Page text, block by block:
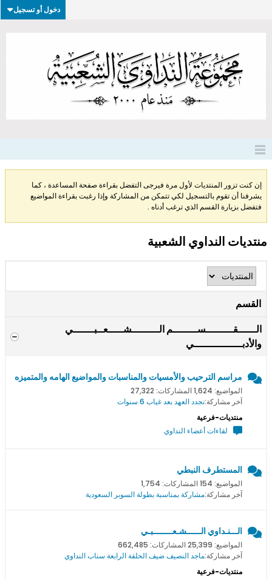
دخول أو تسجيل
إن كنت تزور المنتديات لأول مرة فيرجى التفضل بقراءة صفحة المساعدة ، كما
يشرفنا أن تقوم بالتسجيل لكي تتمكن من المشاركة وإذا رغبت بقراءة المواضيع
فتفضل بزيارة القسم الذي ترغب أدناه .
منتديات النداوي الشعبية
القسم
الــــــقـــــــــســــــــم الـــــــــشـــــعــبـــــــي
والأدبــــــــــــــــي
مراسم الترحيب والأمسيات والمناسبات والمواضيع الهامه والمتميزه
المواضيع: 1,624 المشاركات: 27,322
آخر مشاركة:نجدد العهد بعد غياب 6 سنوات
منتديات-فرعية
لقاءات أعضاء النداوي
المستطرف النبطي
المواضيع: 154 المشاركات: 1,754
آخر مشاركة:مشاركة بمناسبة بطولة السوبر السعودية
الـــنـداوي الــــــشـعــــــــبـي
المواضيع: 25,399 المشاركات: 662,485
آخر مشاركة:ماجد النصيف ضيف الحلقة الرابعة سناب النداوي
منتديات-فرعية